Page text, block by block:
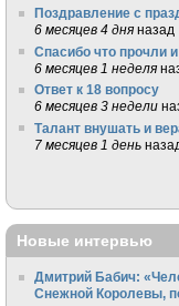
Поздравление с
6 месяцев 4 дня назад
Спасибо что прочли
6 месяцев 1 неделя
Ответ к 18 вопросу
6 месяцев 3 недели
Талант внушать и
7 месяцев 1 день
Новые интервью
Дмитрий Бабич:
Снежной Королевы,